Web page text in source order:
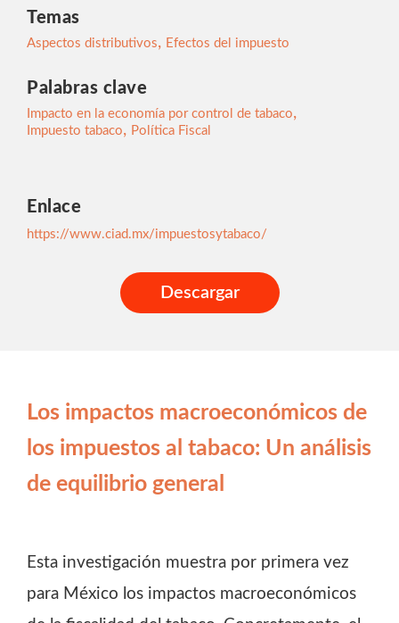
Temas
Aspectos distributivos, Efectos del impuesto
Palabras clave
Impacto en la economía por control de tabaco,
Impuesto tabaco, Política Fiscal
Enlace
https://www.ciad.mx/impuestosytabaco/
Descargar
Los impactos macroeconómicos de
los impuestos al tabaco: Un análisis
de equilibrio general
Esta investigación muestra por primera vez
para México los impactos macroeconómicos